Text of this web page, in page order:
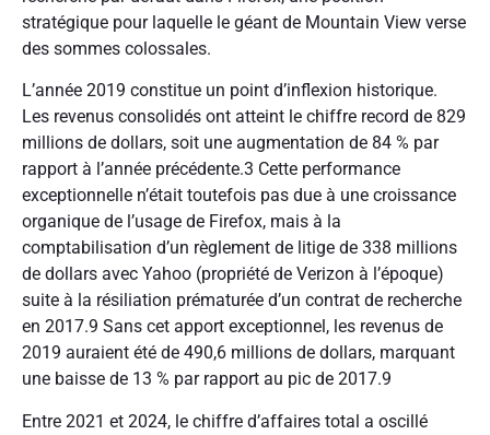
stratégique pour laquelle le géant de Mountain View verse
des sommes colossales.
L’année 2019 constitue un point d’inflexion historique.
Les revenus consolidés ont atteint le chiffre record de 829
millions de dollars, soit une augmentation de 84 % par
rapport à l’année précédente.3 Cette performance
exceptionnelle n’était toutefois pas due à une croissance
organique de l’usage de Firefox, mais à la
comptabilisation d’un règlement de litige de 338 millions
de dollars avec Yahoo (propriété de Verizon à l’époque)
suite à la résiliation prématurée d’un contrat de recherche
en 2017.9 Sans cet apport exceptionnel, les revenus de
2019 auraient été de 490,6 millions de dollars, marquant
une baisse de 13 % par rapport au pic de 2017.9
Entre 2021 et 2024, le chiffre d’affaires total a oscillé